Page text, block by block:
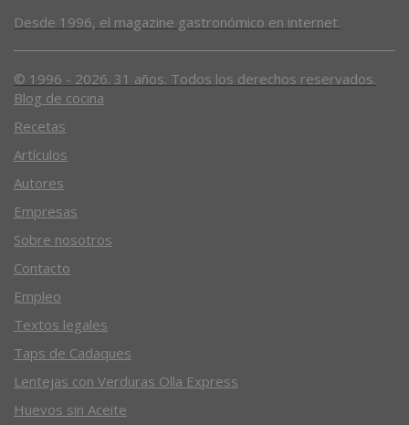
Desde 1996, el magazine gastronómico en internet.
© 1996 - 2026. 31 años. Todos los derechos reservados.
Blog de cocina
Recetas
Artículos
Autores
Empresas
Sobre nosotros
Contacto
Empleo
Textos legales
Taps de Cadaques
Lentejas con Verduras Olla Express
Huevos sin Aceite